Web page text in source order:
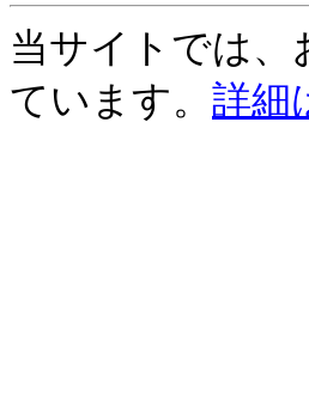
当サイトでは、
ています。 詳細